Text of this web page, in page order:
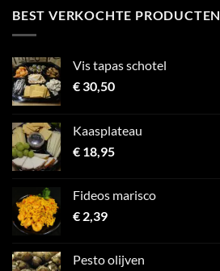
BEST VERKOCHTE PRODUCTEN
Vis tapas schotel
€30,50
Kaasplateau
€ 18,95
Fideos marisco
€ 2,39
Pesto olijven